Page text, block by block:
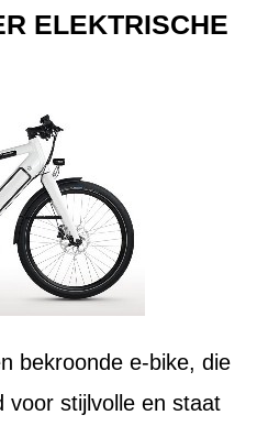
ELEKTRISCHE
bekroonde e-bike, die
voor stijlvolle en staat